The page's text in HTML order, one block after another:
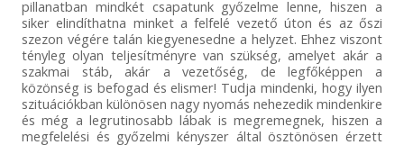
pillanatban mindkét csapatunk győzelme lenne, hiszen a
siker elindíthatna minket a felfelé vezető úton és az őszi
szezon végére talán kiegyenesedne a helyzet. Ehhez viszont
tényleg olyan teljesítményre van szükség, amelyet akár a
szakmai stáb, akár a vezetőség, de legfőképpen a
közönség is befogad és elismer! Tudja mindenki, hogy ilyen
szituációkban különösen nagy nyomás nehezedik mindenkire
és még a legrutinosabb lábak is megremegnek, hiszen a
megfelelési és győzelmi kényszer által ösztönösen érzett